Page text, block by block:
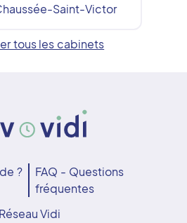
Saint-Victor
tous les cabinets
?
FAQ - Questions
fréquentes
Réseau Vidi